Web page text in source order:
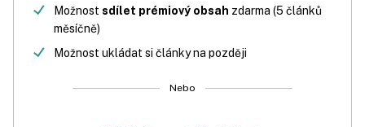
Možnost sdílet prémiový obsah zdarma (5 článků
měsíčně)
Možnost ukládat si články na později
Nebo